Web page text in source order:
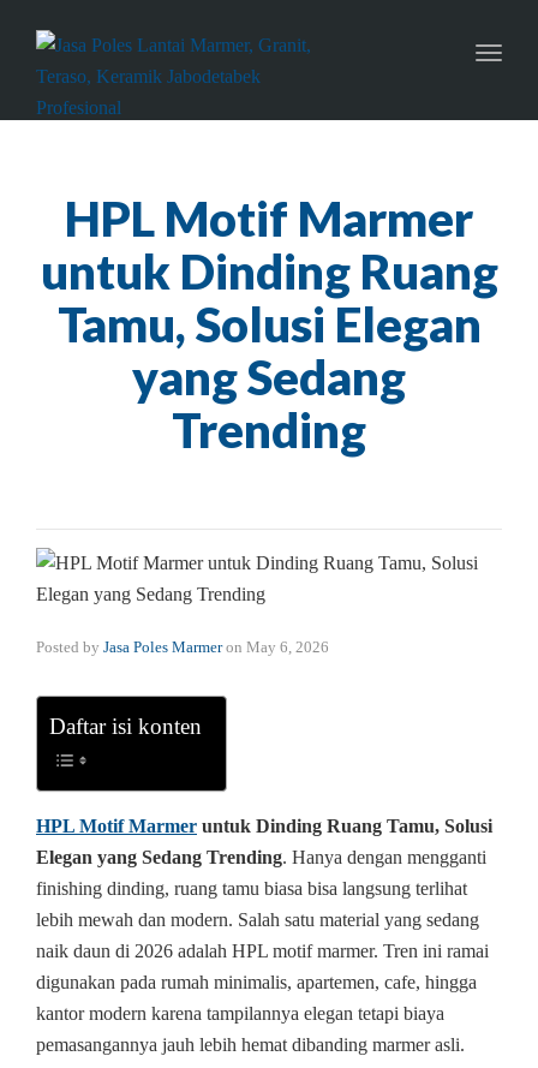
HPL Motif Marmer
untuk Dinding Ruang
Tamu, Solusi Elegan
yang Sedang
Trending
Posted by Jasa Poles Marmer on May 6, 2026
Daftar isi konten
HPL Motif Marmer untuk Dinding Ruang Tamu, Solusi
Elegan yang Sedang Trending. Hanya dengan mengganti
finishing dinding, ruang tamu biasa bisa langsung terlihat
lebih mewah dan modern. Salah satu material yang sedang
naik daun di 2026 adalah HPL motif marmer. Tren ini ramai
digunakan pada rumah minimalis, apartemen, cafe, hingga
kantor modern karena tampilannya elegan tetapi biaya
pemasangannya jauh lebih hemat dibanding marmer asli.